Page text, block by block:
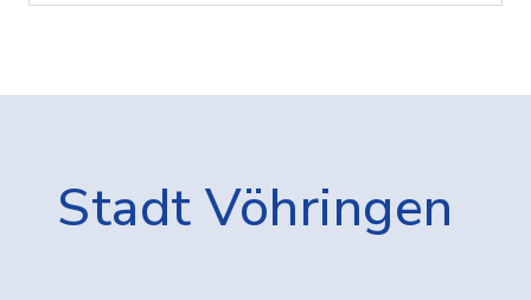
Stadt Vöhringen